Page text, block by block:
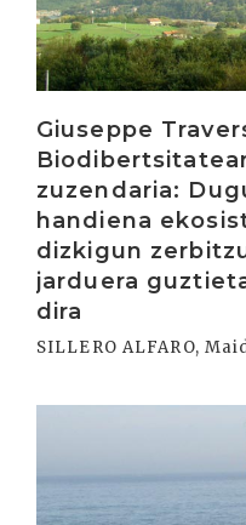
Giuseppe
zuzendaria:
handiena
dizkigun
jarduera
dira
SILLERO ALFARO,